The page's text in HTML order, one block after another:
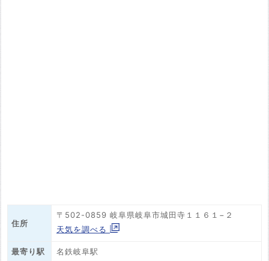
住所
〒502-0859 岐阜県岐阜市城田寺１１６１−２
天気を調べる
最寄り駅 名鉄岐阜駅